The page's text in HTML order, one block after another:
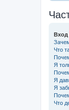
Вход
Что
Я
Я
Я
Что